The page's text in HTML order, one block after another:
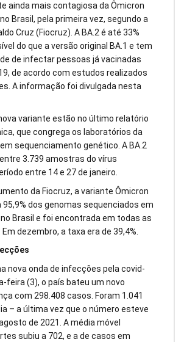
ainda mais contagiosa da Ômicron
Brasil, pela primeira vez, segundo a
Cruz (Fiocruz). A BA.2 é até 33%
do que a versão original BA.1 e tem
de infectar pessoas já vacinadas
de acordo com estudos realizados
A informação foi divulgada nesta
variante estão no último relatório
que congrega os laboratórios da
sequenciamento genético. A BA.2
3.739 amostras do vírus
entre 14 e 27 de janeiro.
da Fiocruz, a variante Ômicron
dos genomas sequenciados em
Brasil e foi encontrada em todas as
dezembro, a taxa era de 39,4%.
nova onda de infecções pela covid-
feira (3), o país bateu um novo
com 298.408 casos. Foram 1.041
– a última vez que o número esteve
de 2021. A média móvel
subiu a 702, e a de casos em